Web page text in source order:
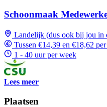
Schoonmaak
Landelijk (dus ook bij jou in
Tussen €14,39 en €18,62
1 - 40 uur per week
Lees meer
Plaatsen